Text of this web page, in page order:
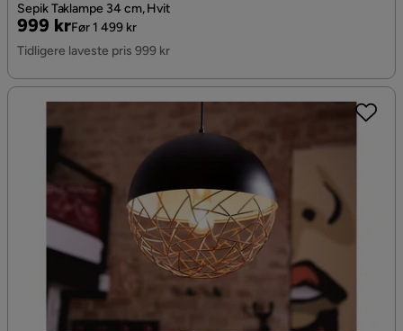
Sepik Taklampe 34 cm, Hvit
Pris
999 kr
Original
Pris
Før 1 499 kr
Tidligere laveste pris 999 kr